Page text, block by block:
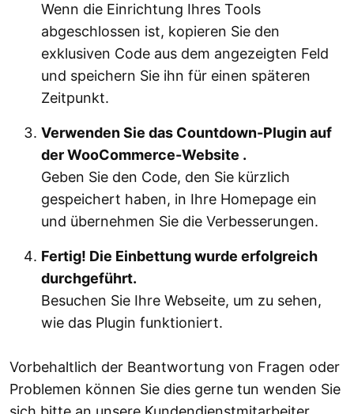
Wenn die Einrichtung Ihres Tools
abgeschlossen ist, kopieren Sie den
exklusiven Code aus dem angezeigten Feld
und speichern Sie ihn für einen späteren
Zeitpunkt.
Verwenden Sie das Countdown-Plugin auf
der WooCommerce-Website .
Geben Sie den Code, den Sie kürzlich
gespeichert haben, in Ihre Homepage ein
und übernehmen Sie die Verbesserungen.
Fertig! Die Einbettung wurde erfolgreich
durchgeführt.
Besuchen Sie Ihre Webseite, um zu sehen,
wie das Plugin funktioniert.
Vorbehaltlich der Beantwortung von Fragen oder
Problemen können Sie dies gerne tun wenden Sie